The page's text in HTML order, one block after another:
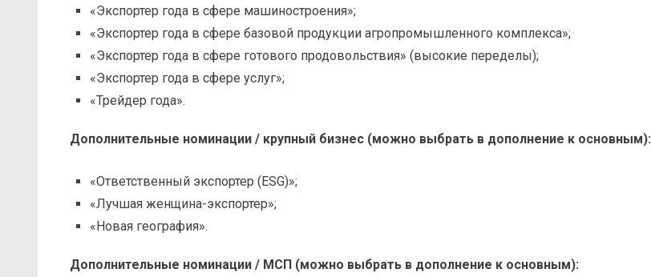
«Экспортер года в сфере машиностроения»;
«Экспортер года в сфере базовой продукции агропромышленного комплекса»;
«Экспортер года в сфере готового продовольствия» (высокие переделы);
«Экспортер года в сфере услуг»;
«Трейдер года».
Дополнительные номинации / крупный бизнес (можно выбрать в дополнение к основным):
«Ответственный экспортер (ESG)»;
«Лучшая женщина-экспортер»;
«Новая география».
Дополнительные номинации / МСП (можно выбрать в дополнение к основным):